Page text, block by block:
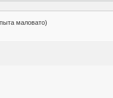
маловато)